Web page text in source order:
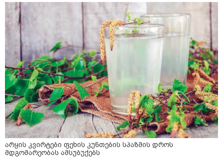
არყის კვირტები ფეხის კუნთების სპაზმის დროს
მდგომარეობას ამსუბუქებს